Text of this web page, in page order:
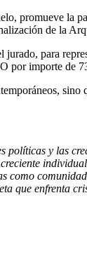
promueve la
de la
para
por importe de
y las
que enfrenta